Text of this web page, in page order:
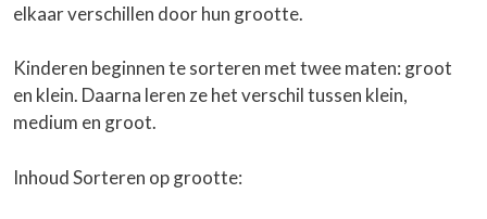
elkaar verschillen door hun grootte.
Kinderen beginnen te sorteren met twee maten: groot
en klein. Daarna leren ze het verschil tussen klein,
medium en groot.
Inhoud Sorteren op grootte: